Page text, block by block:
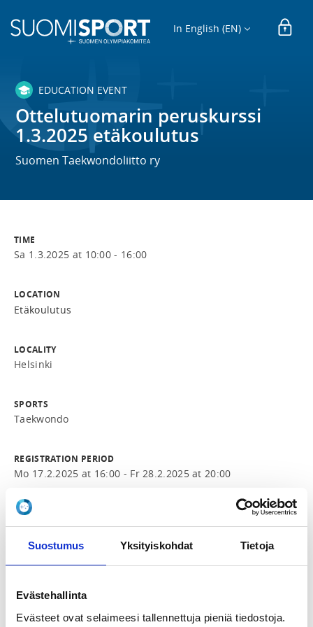
Suostumus Yksityiskohdat Tietoja
Evästehallinta
Evästeet ovat selaimeesi tallennettuja pieniä tiedostoja.
In English (EN)
EDUCATION EVENT
Ottelutuomarin peruskurssi
1.3.2025 etäkoulutus
Suomen Taekwondoliitto ry
TIME
Sa 1.3.2025 at 10:00 - 16:00
LOCATION
Etäkoulutus
LOCALITY
Helsinki
SPORTS
Taekwondo
REGISTRATION PERIOD
Mo 17.2.2025 at 16:00 - Fr 28.2.2025 at 20:00
PRICE
Ottelutuomarin peruskurssi 50,00 €
ADDITIONAL INFORMATION
ville.montonen@taekwondovihti.fi
0443381623